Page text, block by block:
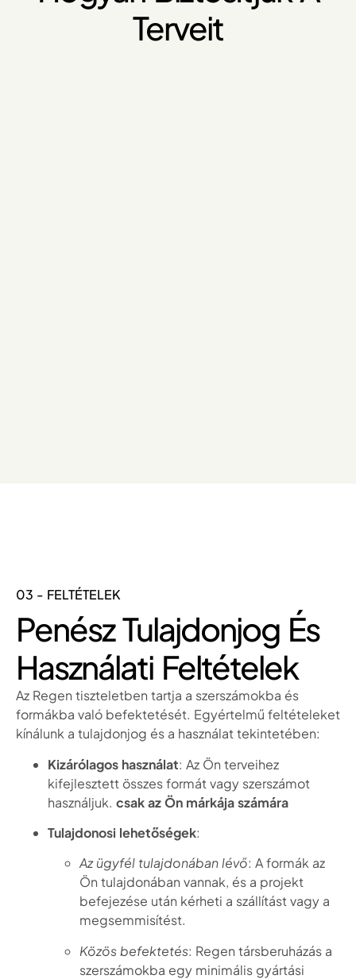
Terveit
03 - FELTÉTELEK
Penész Tulajdonjog És
Használati Feltételek
Az Regen tiszteletben tartja a szerszámokba és
formákba való befektetését. Egyértelmű feltételeket
kínálunk a tulajdonjog és a használat tekintetében:
Kizárólagos használat: Az Ön terveihez
kifejlesztett összes formát vagy szerszámot
használjuk. csak az Ön márkája számára
Tulajdonosi lehetőségek:
Az ügyfél tulajdonában lévő: A formák az
Ön tulajdonában vannak, és a projekt
befejezése után kérheti a szállítást vagy a
megsemmisítést.
Közös befektetés: Regen társberuházás a
szerszámokba egy minimális gyártási